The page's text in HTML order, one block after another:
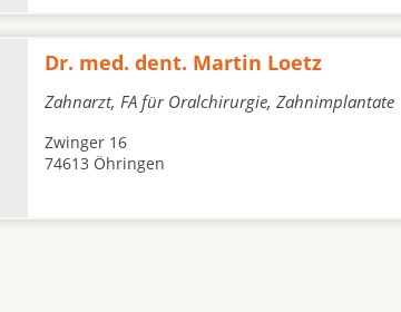
Dr. med. dent. Martin Loetz
Zahnarzt, FA für Oralchirurgie, Zahnimplantate
Zwinger 16
74613 Öhringen